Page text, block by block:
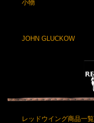
小物
JOHN GLUCKOW
レッドウイング商品一覧